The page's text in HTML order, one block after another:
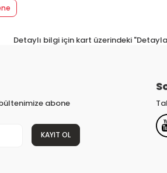
Detaylı bilgi için kart üzerindeki
abone
KAYIT OL